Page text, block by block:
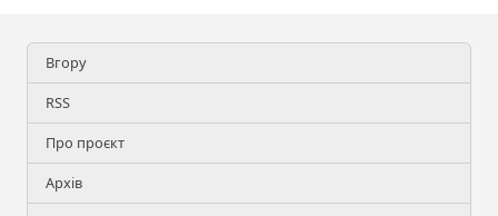
Вгору
RSS
Про проєкт
Архів